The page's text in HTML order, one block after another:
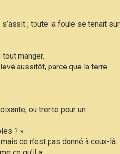
; toute la foule se tenait sur
manger.
aussitôt, parce que la terre
ou trente pour un.
? »
ce n’est pas donné à ceux-là.